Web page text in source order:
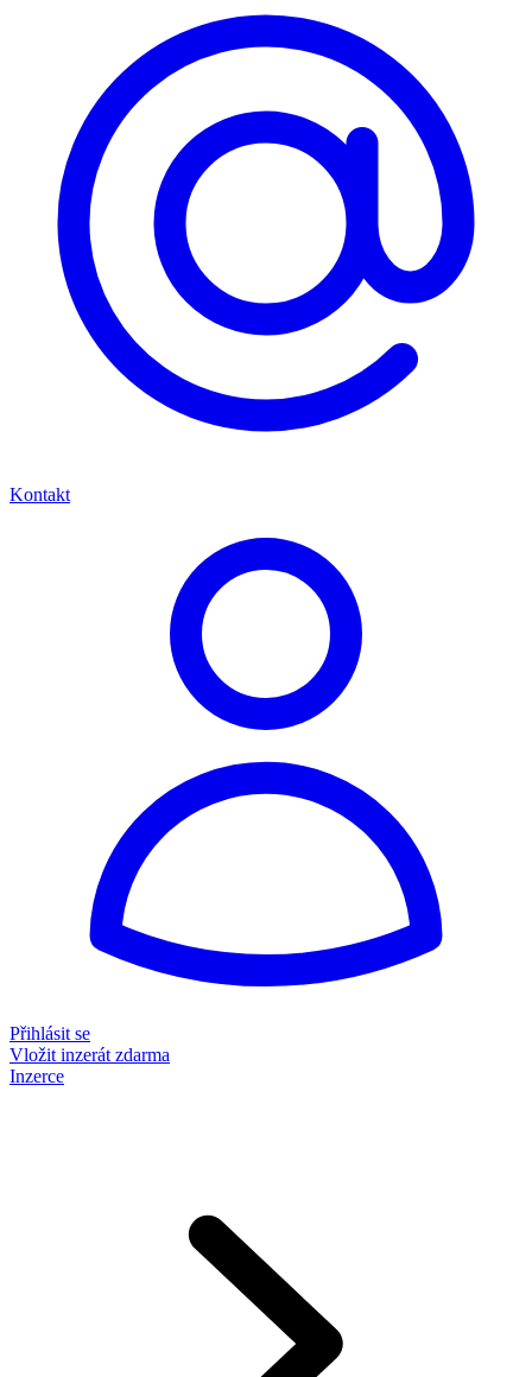
Kontakt
Přihlásit se
Vložit inzerát zdarma
Inzerce